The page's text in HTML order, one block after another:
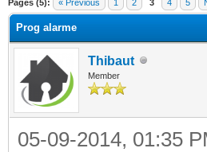
Pages (5): « Previous 1 2 3 4 5
Prog alarme
Thibaut
Member
05-09-2014, 01:35